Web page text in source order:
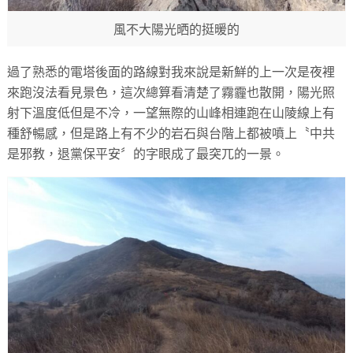
風不大陽光晒的挺暖的
過了熟悉的電塔後面的路線對我來說是新鮮的上一次是夜裡
來跑沒法看見景色，這次總算看清楚了霧霾也散開，陽光照
射下溫度低但是不冷，一望無際的山峰相連跑在山陵線上有
種舒暢感，但是路上有不少的岩石與台階上都被噴上〝中共
是邪教，退黨保平安〞的字眼成了最突兀的一景。